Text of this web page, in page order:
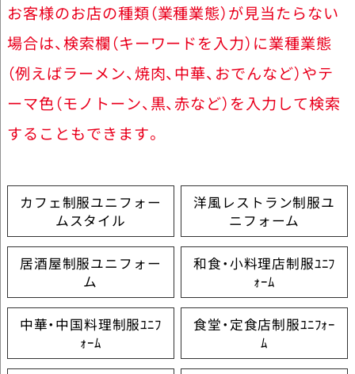
お客様のお店の種類（業種業態）が見当たらない
場合は、検索欄（キーワードを入力）に業種業態
（例えばラーメン、焼肉、中華、おでんなど）やテ
ーマ色（モノトーン、黒、赤など）を入力して検索
することもできます。
カフェ制服ユニフォー
ムスタイル
洋風レストラン制服ユ
ニフォーム
居酒屋制服ユニフォー
ム
和食・小料理店制服ﾕﾆﾌ
ｫｰﾑ
中華・中国料理制服ﾕﾆﾌ
ｫｰﾑ
食堂・定食店制服ﾕﾆﾌｫｰ
ﾑ